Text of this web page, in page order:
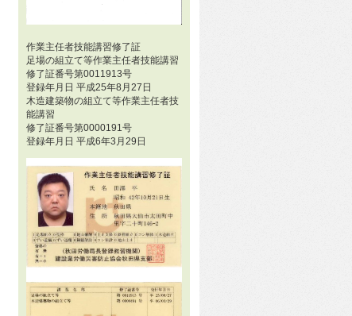
作業主任者技能講習修了証
足場の組立て等作業主任者技能講習
修了証番号第0011913号
登録年月日 平成25年8月27日
木造建築物の組立て等作業主任者技
能講習
修了証番号第0000191号
登録年月日 平成6年3月29日